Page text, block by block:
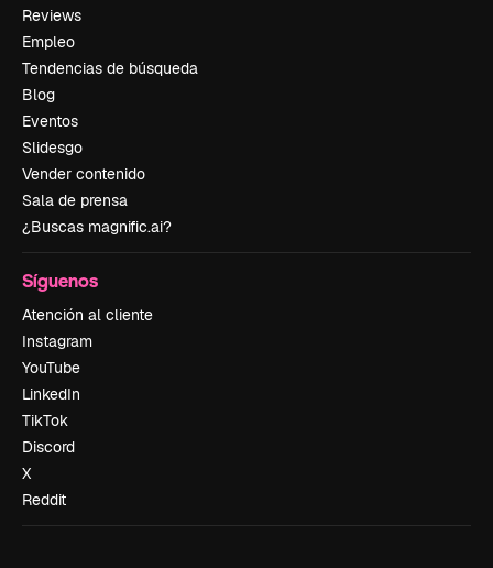
Reviews
Empleo
Tendencias de búsqueda
Blog
Eventos
Slidesgo
Vender contenido
Sala de prensa
¿Buscas magnific.ai?
Síguenos
Atención al cliente
Instagram
YouTube
LinkedIn
TikTok
Discord
X
Reddit